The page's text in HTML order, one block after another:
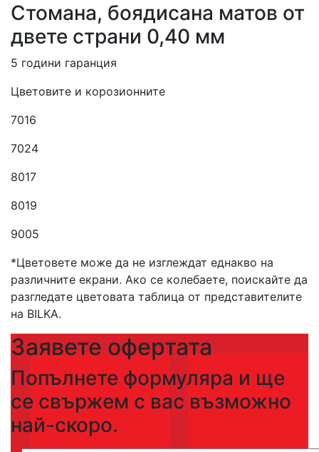
Cтомана, боядисана матов от
двете страни 0,40 мм
5 години гаранция
Цветовите и корозионните
7016
7024
8017
8019
9005
*Цветовете може да не изглеждат еднакво на
различните екрани. Ако се колебаете, поискайте да
разгледате цветовата таблица от представителите
на BILKA.
Заявете офертата
Попълнете формуляра и ще
се свържем с вас възможно
най-скоро.